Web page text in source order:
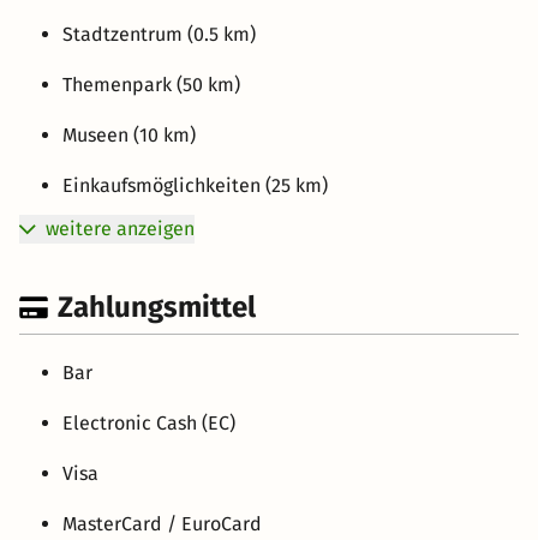
Stadtzentrum (0.5 km)
Themenpark (50 km)
Museen (10 km)
Einkaufsmöglichkeiten (25 km)
weitere anzeigen
Zahlungsmittel
Bar
Electronic Cash (EC)
Visa
MasterCard / EuroCard